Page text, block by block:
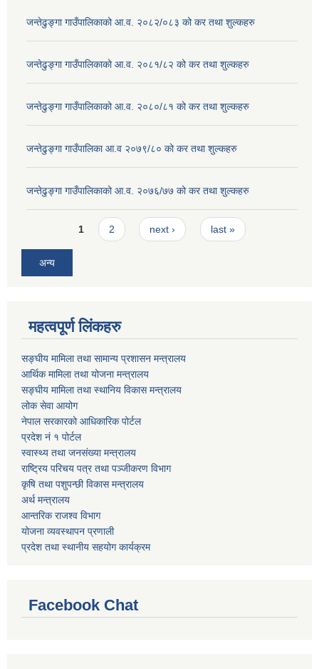
जन्तेढुङ्गा गाउँपालिकाको आ.व. २०८२/०८३ को कर तथा शुल्कहरु
जन्तेढुङ्गा गाउँपालिकाको आ.व. २०८१/८२ को कर तथा शुल्कहरु
जन्तेढुङ्गा गाउँपालिकाको आ.व. २०८०/८१ को कर तथा शुल्कहरु
जन्तेढुङ्गा गाउँपालिका आ.व २०७९/८० को कर तथा शुल्कहरु
जन्तेढुङ्गा गाउँपालिकाको आ.व. २०७६/७७ को कर तथा शुल्कहरु
Pages1 2 next › last »
अन्य
महत्वपूर्ण लिंकहरु
सङ्घीय मामिला तथा सामान्य प्रशासन मन्त्रालय
आर्थिक मामिला तथा योजना मन्त्रालय
सङ्घीय मामिला तथा स्थानिय विकास मन्त्रालय
लोक सेवा आयोग
नेपाल सरकारको आधिकारिक पोर्टल
प्रदेश नं १ पोर्टल
स्वास्थ्य तथा जनसंख्या मन्त्रालय
राष्ट्रिय परिचय पत्र तथा पञ्जीकरण विभाग
कृषि तथा पशुपन्छी विकास मन्त्रालय
अर्थ मन्त्रालय
आन्तरिक राजश्व विभाग
योजना व्यवस्थापन प्रणाली
प्रदेश तथा स्थानीय सहयोग कार्यक्रम
Facebook Chat